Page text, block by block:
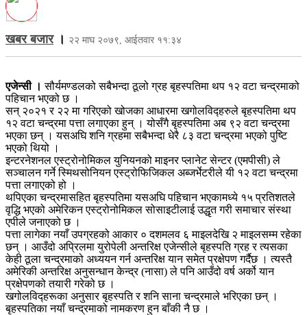
खबर बजार। २२ माघ २०७९, आईतवार ११:३४
एजेन्सी । सौर्यमण्डलको सबैभन्दा ठूलो ग्रह बृहस्पतिमा थप १२ वटा चन्द्रमाको
पहिचान भएको छ ।
सन् २०२१ र २२ मा गरिएको खोजका आधारमा खगोलविद्हरुले बृहस्पतिमा थप
१२ वटा चन्द्रमा पत्ता लगाएका हुन् । योसँगै बृहस्पतिमा अब ९२ वटा चन्द्रमा
भएका छन् । यसअघि शनि ग्रहमा सबैभन्दा धेरै ८३ वटा चन्द्रमा भएको पुष्टि
भएको थियो ।
इन्टरनेशनल एस्ट्रोनोमिकल युनियनको माइनर प्लानेट सेन्टर (एमपीसी) ले
सञ्चालन गर्ने स्मिथसोनियन एस्ट्रोफिजिकल अब्जर्भेटरीले यी १२ वटा चन्द्रमा
पत्ता लगाएको हो ।
थपिएका चन्द्रमासहित बृहस्पतिमा यसअघि पहिचान भएकामध्ये १५ प्रतिशतले
वृद्धि भएको अमेरिकन एस्ट्रोनोमिकल सोसाइटीलाई उद्धृत गरी समाचार संस्था
एपीले जनाएको छ ।
पत्ता लागेका नयाँ उपग्रहको आकार ० दशमलव ६ माइलदेखि २ माइलसम्म रहेका
छन् । आउँदो अप्रिलमा युरोपेली अन्तरिक्ष एजेन्सीले बृहस्पति ग्रह र त्यसका
केही ठूला चन्द्रमाको अध्ययन गर्न अन्तरिक्ष यान समेत प्रक्षेपण गर्दैछ । त्यस्तै
अमेरिकी अन्तरिक्ष अनुसन्धान केन्द्र (नासा) ले पनि आउँदो वर्ष अर्को यान
प्रक्षेपणको तयारी गरेको छ ।
खगोलविद्हरूका अनुसार बृहस्पति र शनि साना चन्द्रमाले भरिएका छन् ।
बृहस्पतिका नयाँ चन्द्रमाको नामकरण हुन बाँकी नै छ ।